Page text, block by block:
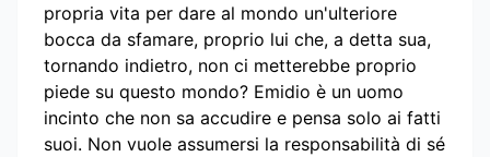
propria vita per dare al mondo un'ulteriore
bocca da sfamare, proprio lui che, a detta sua,
tornando indietro, non ci metterebbe proprio
piede su questo mondo? Emidio è un uomo
incinto che non sa accudire e pensa solo ai fatti
suoi. Non vuole assumersi la responsabilità di sé